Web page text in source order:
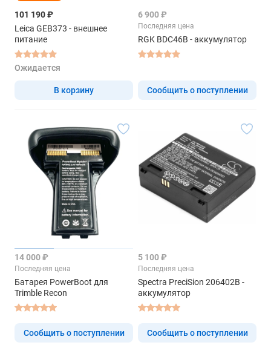
101 190 ₽
Leica GEB373 - внешнее
питание
Ожидается
В корзину
6 900 ₽
Последняя цена
RGK BDC46B - аккумулятор
Сообщить о поступлении
14 000 ₽
Последняя цена
Батарея PowerBoot для
Trimble Recon
Сообщить о поступлении
5 100 ₽
Последняя цена
Spectra PreciSion 206402B -
аккумулятор
Сообщить о поступлении